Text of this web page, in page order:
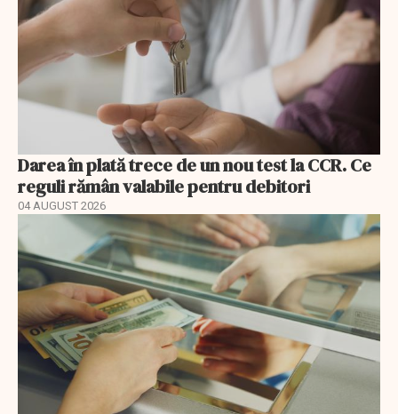
Darea în plată trece de un nou test la CCR. Ce
reguli rămân valabile pentru debitori
04 AUGUST 2026